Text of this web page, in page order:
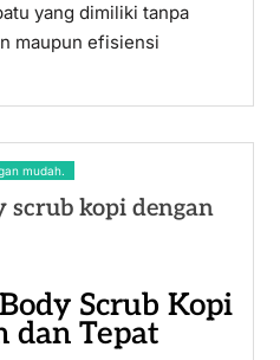
yang dimiliki tanpa
maupun efisiensi
mudah.
scrub kopi dengan
Scrub Kopi
dan Tepat